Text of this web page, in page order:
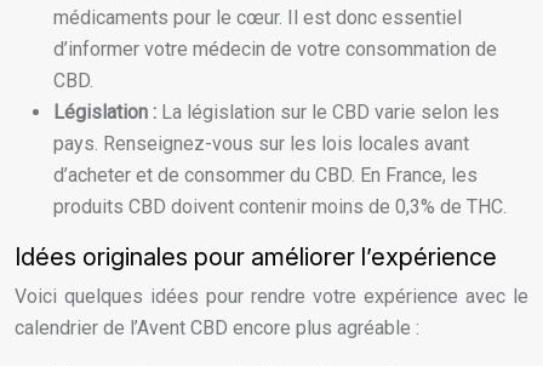
médicaments pour le cœur. Il est donc essentiel
d’informer votre médecin de votre consommation de
CBD.
Législation : La législation sur le CBD varie selon les
pays. Renseignez-vous sur les lois locales avant
d’acheter et de consommer du CBD. En France, les
produits CBD doivent contenir moins de 0,3% de THC.
Idées originales pour améliorer l’expérience
Voici quelques idées pour rendre votre expérience avec le
calendrier de l’Avent CBD encore plus agréable :